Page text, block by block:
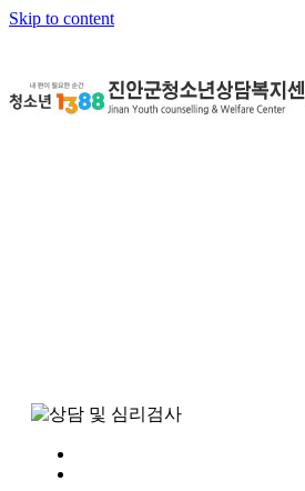
Skip to content